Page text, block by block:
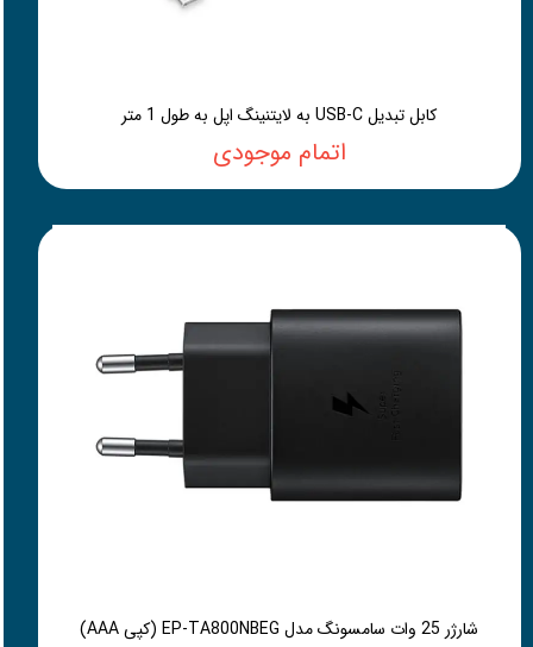
کابل تبدیل USB-C به لایتنینگ اپل به طول 1 متر
اتمام موجودی
شارژر 25 وات سامسونگ مدل EP-TA800NBEG (کپی AAA)